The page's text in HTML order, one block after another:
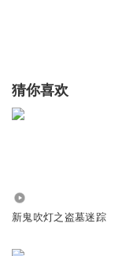
猜你喜欢
新鬼吹灯之盗墓迷踪